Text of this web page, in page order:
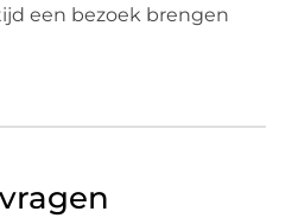
een bezoek brengen